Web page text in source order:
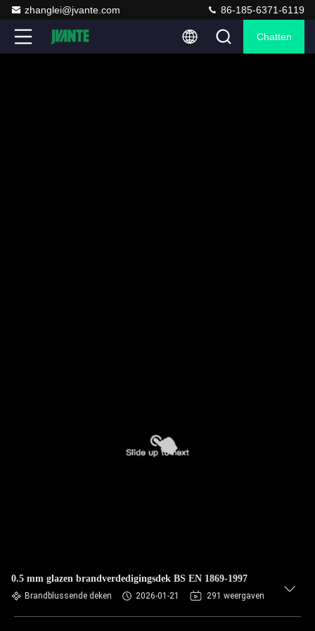
zhanglei@jvante.com 86-185-6371-6119
Chatten
0.5 mm glazen brandverdedigingsdek BS EN 1869-1997
Brandblussende deken 2026-01-21 291 weergaven